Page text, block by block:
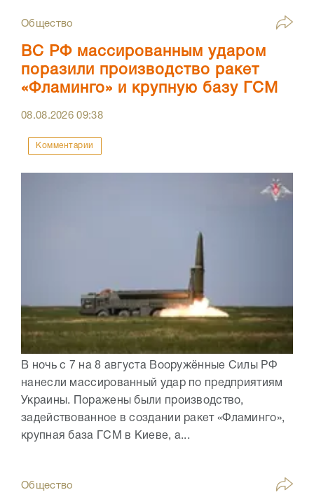
Общество
ВС РФ массированным ударом
поразили производство ракет
«Фламинго» и крупную базу ГСМ
08.08.202609:38
Комментарии
В ночь с 7 на 8 августа Вооружённые Силы РФ
нанесли массированный удар по предприятиям
Украины. Поражены были производство,
задействованное в создании ракет «Фламинго»,
крупная база ГСМ в Киеве, а...
Общество